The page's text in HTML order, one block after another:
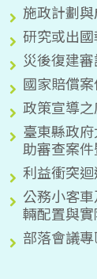
施政計劃
研究或出
災後復建
國家賠償
政策宣導
臺東縣政
助審查案
利益衝突
公務小客
輛配置與
部落會議專